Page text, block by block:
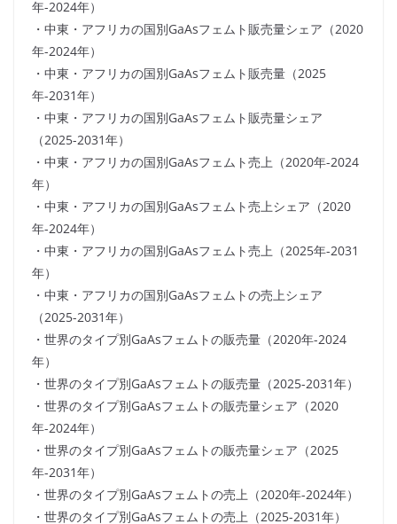
年-2024年）
・中東・アフリカの国別GaAsフェムト販売量シェア（2020
年-2024年）
・中東・アフリカの国別GaAsフェムト販売量（2025
年-2031年）
・中東・アフリカの国別GaAsフェムト販売量シェア
（2025-2031年）
・中東・アフリカの国別GaAsフェムト売上（2020年-2024
年）
・中東・アフリカの国別GaAsフェムト売上シェア（2020
年-2024年）
・中東・アフリカの国別GaAsフェムト売上（2025年-2031
年）
・中東・アフリカの国別GaAsフェムトの売上シェア
（2025-2031年）
・世界のタイプ別GaAsフェムトの販売量（2020年-2024
年）
・世界のタイプ別GaAsフェムトの販売量（2025-2031年）
・世界のタイプ別GaAsフェムトの販売量シェア（2020
年-2024年）
・世界のタイプ別GaAsフェムトの販売量シェア（2025
年-2031年）
・世界のタイプ別GaAsフェムトの売上（2020年-2024年）
・世界のタイプ別GaAsフェムトの売上（2025-2031年）